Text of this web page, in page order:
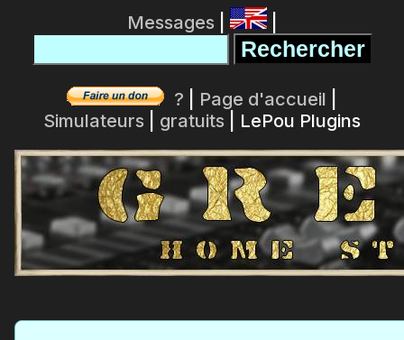
Messages |
? Page d'accueil
Simulateurs
gratuits | LePou Plugins